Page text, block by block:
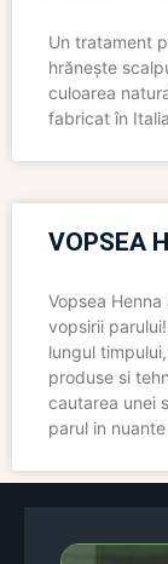
Un tratament
hrănește
culoarea
fabricat în
VOPSEA
Vopsea
vopsirii
lungul
produse si
cautarea unei
parul in